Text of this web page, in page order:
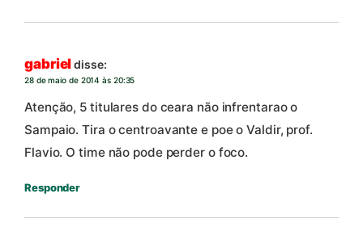
gabrieldisse:
28 de maio de 2014 às 20:35
Atenção, 5 titulares do ceara não infrentarao o
Sampaio. Tira o centroavante e poe o Valdir, prof.
Flavio. O time não pode perder o foco.
Responder